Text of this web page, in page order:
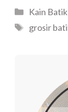
Kategori
Kain Batik
Tag
grosir